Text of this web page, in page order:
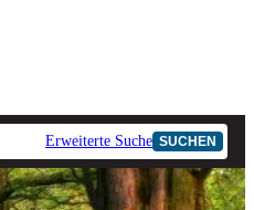
Erweiterte Suche SUCHEN